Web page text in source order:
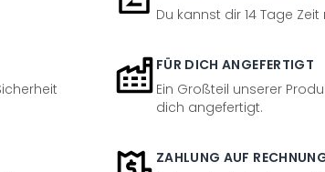
Du kannst dir 14 Tage
FÜR DICH ANGEFERTIGT
Ein Großteil unserer
dich angefertigt.
ZAHLUNG AUF